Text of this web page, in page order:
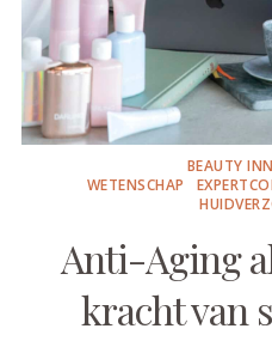
BEAUTY
WETENSCHAP
Anti-Aging
kracht van